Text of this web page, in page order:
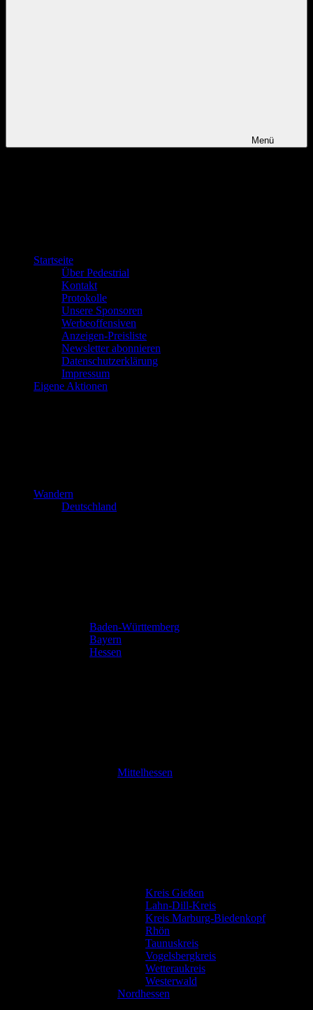
Menü
Startseite
Über Pedestrial
Kontakt
Protokolle
Unsere Sponsoren
Werbeoffensiven
Anzeigen-Preisliste
Newsletter abonnieren
Datenschutzerklärung
Impressum
Eigene Aktionen
Wandern
Deutschland
Baden-Württemberg
Bayern
Hessen
Mittelhessen
Kreis Gießen
Lahn-Dill-Kreis
Kreis Marburg-Biedenkopf
Rhön
Taunuskreis
Vogelsbergkreis
Wetteraukreis
Westerwald
Nordhessen